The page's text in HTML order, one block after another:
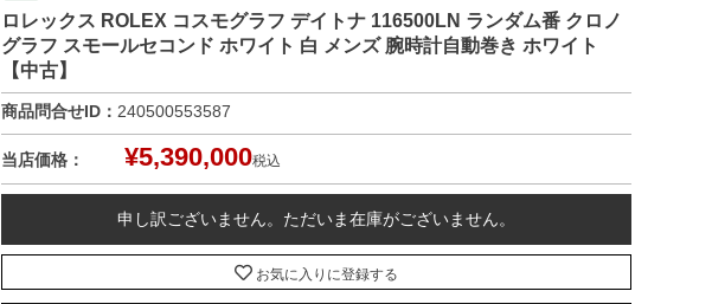
ロレックス ROLEX コスモグラフ デイトナ 116500LN ランダム番 クロノ
グラフ スモールセコンド ホワイト 白 メンズ 腕時計自動巻き ホワイト
【中古】
商品問合せID： 240500553587
当店価格： ¥5,390,000税込
申し訳ございません。ただいま在庫がございません。
お気に入りに登録する